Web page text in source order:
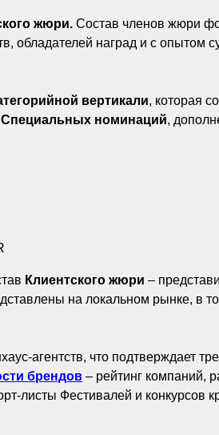
жюри. Состав членов жюри
обладателей наград и с
вертикали, которая
Специальных номинаций,
Клиентского жюри –
на локальном рынке, в
агентств, что подтверждает
брендов – рейтинг компаний,
листы Фестивалей и конкурсов